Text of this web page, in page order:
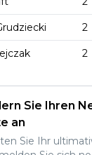
2
2
Sie Ihren
an
Sie Ihr